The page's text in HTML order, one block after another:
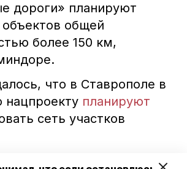
дороги» планируют
общей
более 150 км,
что в Ставрополе в
нацпроекту планируют
сеть участков